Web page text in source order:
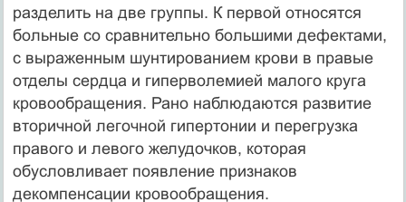
разделить на две группы. К первой относятся
больные со сравнительно большими дефектами,
с выраженным шунтированием крови в правые
отделы сердца и гиперволемией малого круга
кровообращения. Рано наблюдаются развитие
вторичной легочной гипертонии и перегрузка
правого и левого желудочков, которая
обусловливает появление признаков
декомпенсации кровообращения.